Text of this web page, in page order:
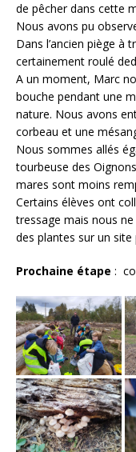
de pêcher dans cette
Nous avons pu
Dans l’ancien piège à
certainement roulé
A un moment, Marc
bouche pendant une
nature. Nous avons
corbeau et une
Nous sommes allés
tourbeuse des
mares sont moins
Certains élèves ont
tressage mais nous ne
des plantes sur un
Prochaine étape :